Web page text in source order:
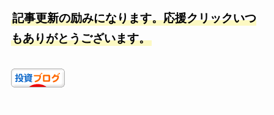
記事更新の励みになります。応援クリックいつ
もありがとうございます。